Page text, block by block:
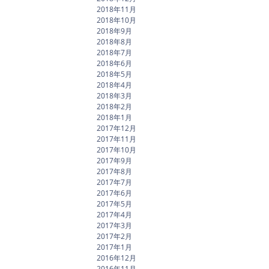
2018年11月
2018年10月
2018年9月
2018年8月
2018年7月
2018年6月
2018年5月
2018年4月
2018年3月
2018年2月
2018年1月
2017年12月
2017年11月
2017年10月
2017年9月
2017年8月
2017年7月
2017年6月
2017年5月
2017年4月
2017年3月
2017年2月
2017年1月
2016年12月